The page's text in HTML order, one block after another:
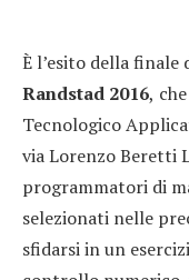
È l’esito della finale
Randstad 2016,
Tecnologico
via Lorenzo Beretti
programmatori di
selezionati nelle
sfidarsi in un